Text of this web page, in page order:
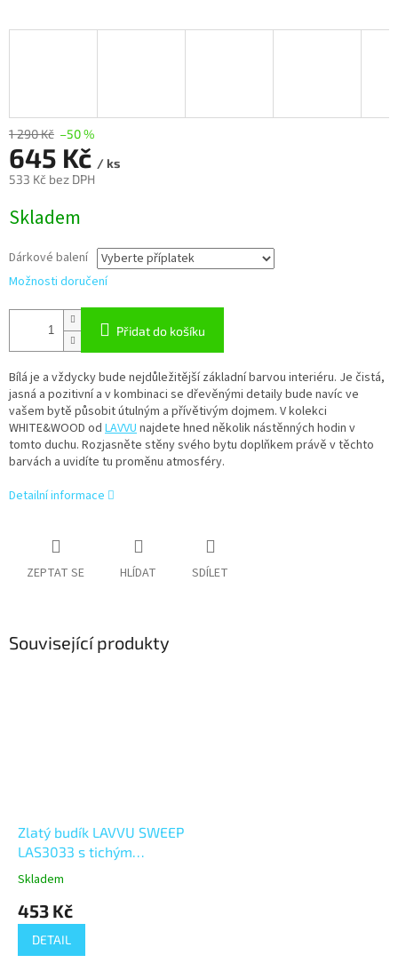
1 290 Kč –50 %
645 Kč / ks
533 Kč bez DPH
cena:
Skladem
Dárkové balení
Možnosti doručení
Přidat do košíku
Bílá je a vždycky bude nejdůležitější základní barvou interiéru. Je čistá,
jasná a pozitivní a v kombinaci se dřevěnými detaily bude navíc ve
vašem bytě působit útulným a přívětivým dojmem. V kolekci
WHITE&WOOD od LAVVUnajdete hned několik nástěnných hodin v
tomto duchu. Rozjasněte stěny svého bytu doplňkem právě v těchto
barvách a uvidíte tu proměnu atmosféry.
Detailní informace
ZEPTAT SE HLÍDAT SDÍLET
Související produkty
Zlatý budík LAVVU SWEEP
LAS3033 s tichým
plynulým chodem
Skladem
453 Kč
DETAIL